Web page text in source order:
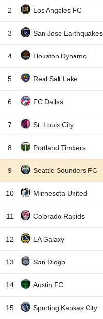
2 Los Angeles FC
3 San Jose Earthquakes
4 Houston Dynamo
5 Real Salt Lake
6 FC Dallas
7 St. Louis City
8 Portland Timbers
9 Seattle Sounders FC
10 Minnesota United
11 Colorado Rapids
12 LA Galaxy
13 San Diego
14 Austin FC
15 Sporting Kansas City